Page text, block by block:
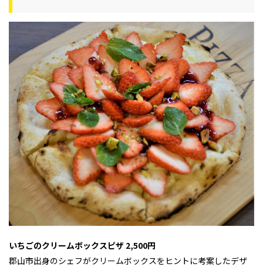
いちごのクリームボックスピザ 2,500円
郡山市出身のシェフがクリームボックスをヒントに考案したデザ